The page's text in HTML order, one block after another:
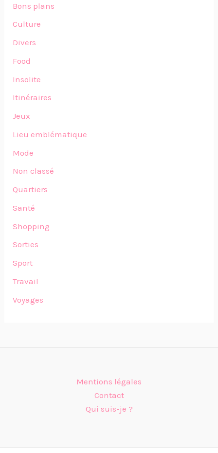
Bons plans
Culture
Divers
Food
Insolite
Itinéraires
Jeux
Lieu emblématique
Mode
Non classé
Quartiers
Santé
Shopping
Sorties
Sport
Travail
Voyages
Mentions légales
Contact
Qui suis-je ?